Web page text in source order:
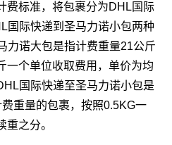
费标准，将包裹分为DHL国际
国际快递到圣马力诺小包两种
力诺大包是指计费重量21公斤
一个单位收取费用，单价为均
国际快递至圣马力诺小包是
重量的包裹，按照0.5KG一
之分。